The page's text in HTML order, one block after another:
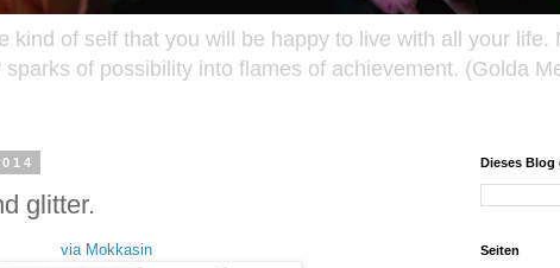
kind of self that you will be happy to live with all your life.
sparks of possibility into flames of achievement. (Golda
glitter.
via Mokkasin
Dieses Blog
Seiten